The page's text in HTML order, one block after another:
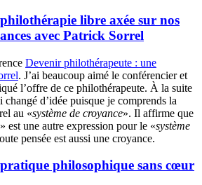
libre axée sur nos
avec Patrick Sorrel
Devenir philothérapeute : une
. J’ai beaucoup aimé le conférencier et
l’offre de ce philothérapeute. À la suite
changé d’idée puisque je comprends la
au «système de croyance». Il affirme que
» est une autre expression pour le «système
pensée est aussi une croyance.
philosophique sans cœur